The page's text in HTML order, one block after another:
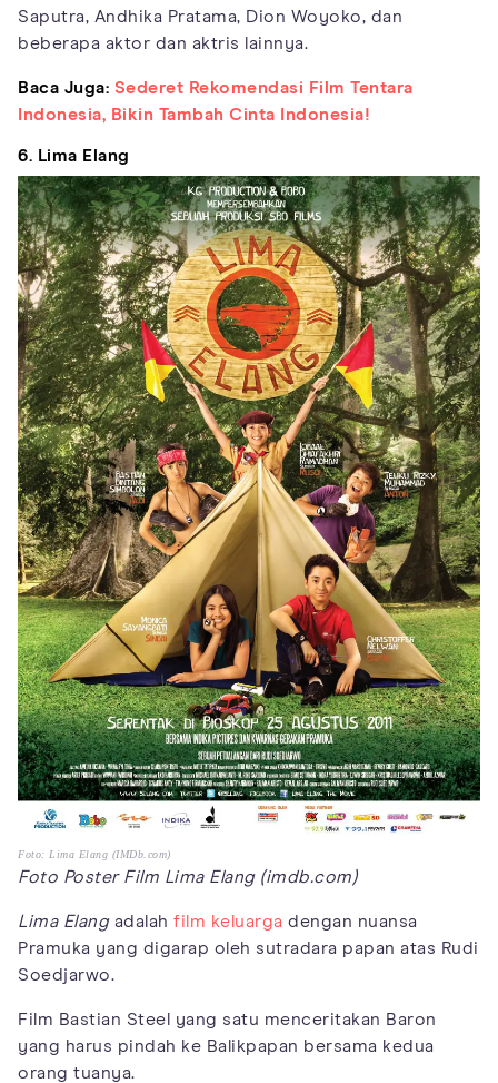
Saputra, Andhika Pratama, Dion Woyoko, dan
beberapa aktor dan aktris lainnya.
Baca Juga: Sederet Rekomendasi Film Tentara
Indonesia, Bikin Tambah Cinta Indonesia!
6. Lima Elang
Foto: Lima Elang (IMDb.com)
Foto Poster Film Lima Elang (imdb.com)
Lima Elangadalah film keluarga dengan nuansa
Pramuka yang digarap oleh sutradara papan atas Rudi
Soedjarwo.
Film Bastian Steel yang satu menceritakan Baron
yang harus pindah ke Balikpapan bersama kedua
orang tuanya.